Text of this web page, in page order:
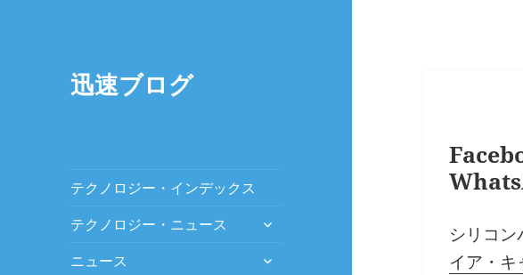
迅速ブログ
テクノロジー・インデックス
テクノロジー・ニュース
expand
menu
ニュース
expand
シリコ
イア・キ